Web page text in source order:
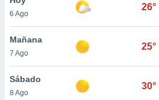
en
más
nuestra
6 Ago
26°
Mañana
7 Ago
25°
Sábado
8 Ago
30°